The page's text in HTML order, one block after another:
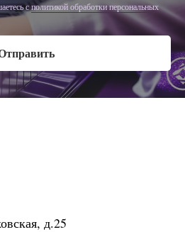
сполитикой обработки персональных
д.25